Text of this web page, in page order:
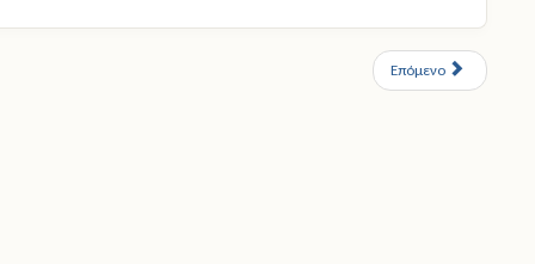
Επόμενο